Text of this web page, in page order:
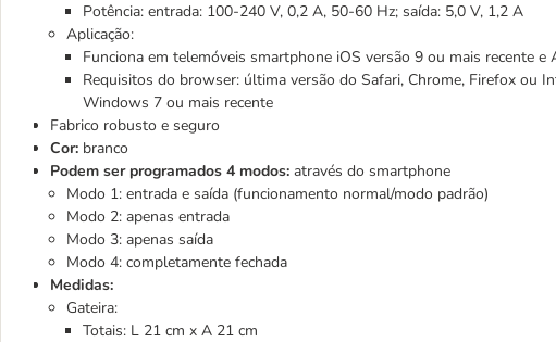
Potência: entrada: 100-240 V, 0,2 A, 50-60 Hz; saída: 5,0 V, 1,2 A
Aplicação:
Funciona em telemóveis smartphone iOS versão 9 ou mais recente
Requisitos do browser: última versão do Safari, Chrome, Firefox ou
Windows 7 ou mais recente
Fabrico robusto e seguro
Cor: branco
Podem ser programados 4 modos: através do smartphone
Modo 1: entrada e saída (funcionamento normal/modo padrão)
Modo 2: apenas entrada
Modo 3: apenas saída
Modo 4: completamente fechada
Medidas:
Gateira:
Totais: L 21 cm x A 21 cm